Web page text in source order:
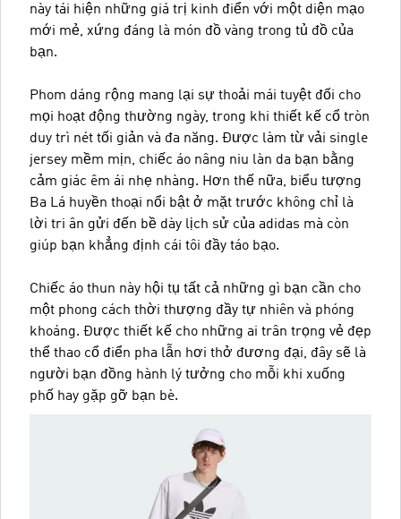
này tái hiện những giá trị kinh điển với một diện mạo
mới mẻ, xứng đáng là món đồ vàng trong tủ đồ của
bạn.
Phom dáng rộng mang lại sự thoải mái tuyệt đối cho
mọi hoạt động thường ngày, trong khi thiết kế cổ tròn
duy trì nét tối giản và đa năng. Được làm từ vải single
jersey mềm mịn, chiếc áo nâng niu làn da bạn bằng
cảm giác êm ái nhẹ nhàng. Hơn thế nữa, biểu tượng
Ba Lá huyền thoại nổi bật ở mặt trước không chỉ là
lời tri ân gửi đến bề dày lịch sử của adidas mà còn
giúp bạn khẳng định cái tôi đầy táo bạo.
Chiếc áo thun này hội tụ tất cả những gì bạn cần cho
một phong cách thời thượng đầy tự nhiên và phóng
khoáng. Được thiết kế cho những ai trân trọng vẻ đẹp
thể thao cổ điển pha lẫn hơi thở đương đại, đây sẽ là
người bạn đồng hành lý tưởng cho mỗi khi xuống
phố hay gặp gỡ bạn bè.